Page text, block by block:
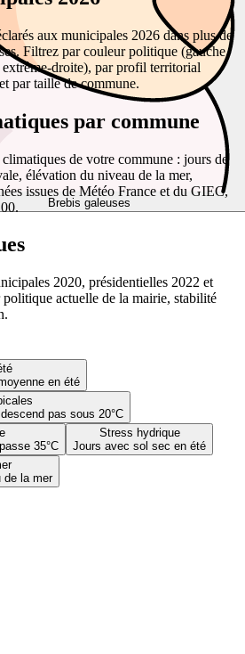
Brebis galeuses
en été
pas sous 20°C
35°C
Stress hydrique
Jours avec sol sec en été
de la mer
aux municipales 2026 dans plus de
Filtrez par couleur politique (gauche,
droite), par profil territorial
par taille de commune.
par commune
de votre commune : jours de
élévation du niveau de la mer,
issues de Météo France et du GIEC,
2020, présidentielles 2022 et
actuelle de la mairie, stabilité